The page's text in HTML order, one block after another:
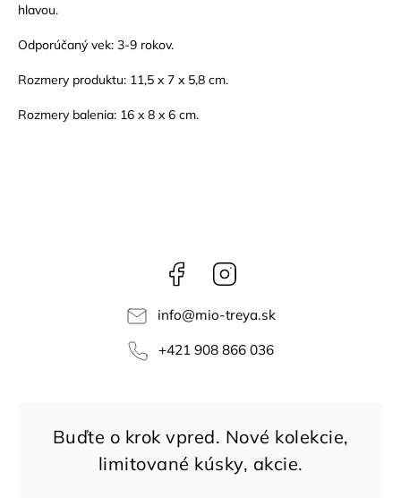
hlavou.
Odporúčaný vek: 3-9 rokov.
Rozmery produktu: 11,5 x 7 x 5,8 cm.
Rozmery balenia: 16 x 8 x 6 cm.
Facebook
info@mio-treya.sk
+421 908 866 036